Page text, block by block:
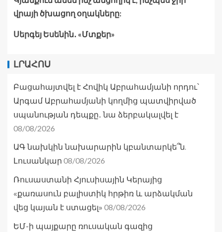
վրայի ծխացող օղակները:
Սերգեյ Եսենին․ «Մտքեր»
ԼՐԱՀՈՍ
Բացահայտվել է Հովիկ Աբրահամյանի որդու՝
Արգամ Աբրահամյանի կողմից պատվիրված
սպանության դեպքը․ նա ձերբակալվել է
08/08/2026
ԱԳ նախկին նախարարին կբանտարկե՞ն.
Լուսանկար 08/08/2026
Ռուսաստանի Հյուսիսային Կերայից
«քառասուն բալիստիկ հրթիռ և արձակման
վեց կայան է ստացել» 08/08/2026
ԵՄ-ի պայքարը ռուսական գազից